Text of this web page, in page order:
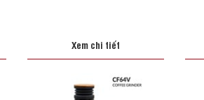
Xem chi tiết